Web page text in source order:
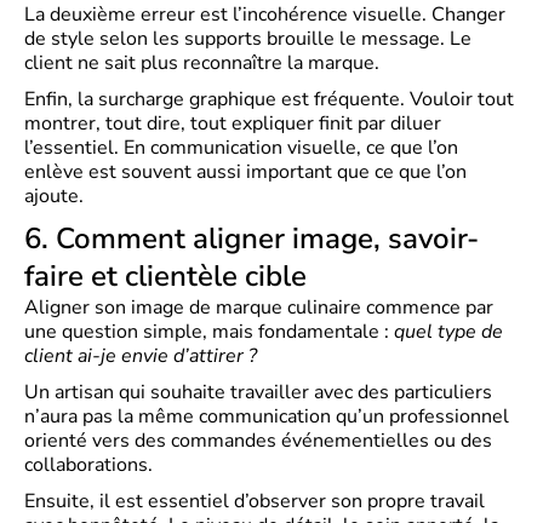
La deuxième erreur est l’incohérence visuelle. Changer
de style selon les supports brouille le message. Le
client ne sait plus reconnaître la marque.
Enfin, la surcharge graphique est fréquente. Vouloir tout
montrer, tout dire, tout expliquer finit par diluer
l’essentiel. En communication visuelle, ce que l’on
enlève est souvent aussi important que ce que l’on
ajoute.
6. Comment aligner image, savoir-
faire et clientèle cible
Aligner son image de marque culinaire commence par
une question simple, mais fondamentale : quel type de
client ai-je envie d’attirer ?
Un artisan qui souhaite travailler avec des particuliers
n’aura pas la même communication qu’un professionnel
orienté vers des commandes événementielles ou des
collaborations.
Ensuite, il est essentiel d’observer son propre travail